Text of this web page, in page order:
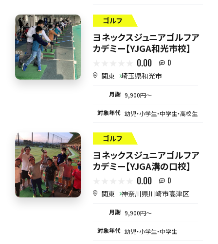
ゴルフ
ヨネックスジュニアゴルフア
カデミー【YJGA和光市校】
0.00 0
関東 埼玉県和光市
月謝 9,900円〜
対象年代 幼児・小学生・中学生・高校生
ゴルフ
ヨネックスジュニアゴルフア
カデミー【YJGA溝の口校】
0.00 0
関東 神奈川県川崎市高津区
月謝 9,900円〜
対象年代 幼児・小学生・中学生